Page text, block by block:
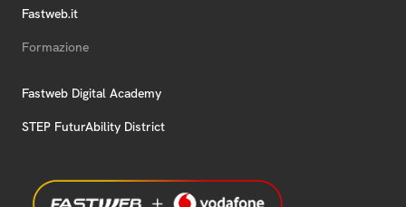
Fastweb.it
Formazione
Fastweb Digital Academy
STEP FuturAbility District